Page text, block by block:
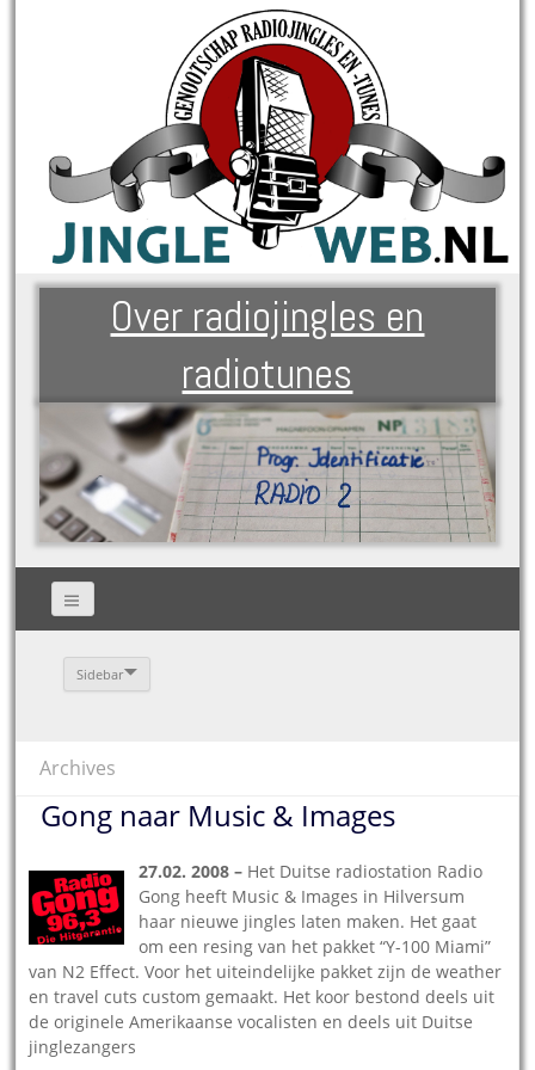
Over radiojingles en
radiotunes
Sidebar
Archives
Gong naar Music & Images
27.02. 2008 – Het Duitse radiostation Radio
Gong heeft Music & Images in Hilversum
haar nieuwe jingles laten maken. Het gaat
om een resing van het pakket “Y-100 Miami”
van N2 Effect. Voor het uiteindelijke pakket zijn de weather
en travel cuts custom gemaakt. Het koor bestond deels uit
de originele Amerikaanse vocalisten en deels uit Duitse
jinglezangers